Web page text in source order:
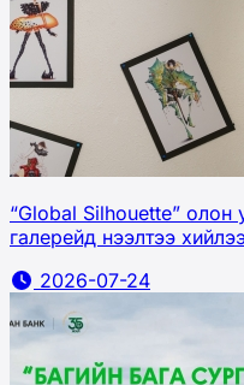
“Global Silhouette”
галерейд нээлтээ
2026-07-24